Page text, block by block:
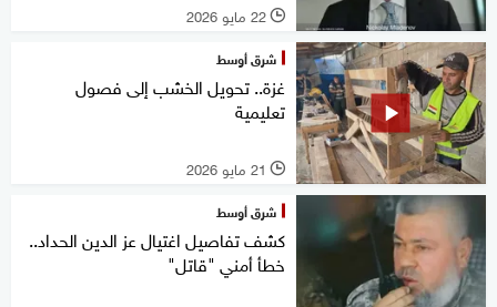
l 22 مايو 2026
شرق أوسط
غزة.. تحويل الخشب إلى فصول
تعليمية
l 21 مايو 2026
شرق أوسط
كشف تفاصيل اغتيال عز الدين الحداد..
خطأ أمني "قاتل"